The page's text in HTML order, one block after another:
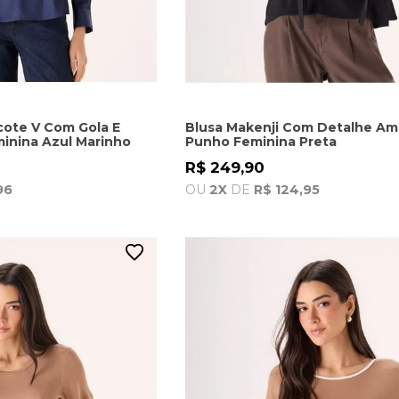
V Com Gola E
Azul Marinho
Blusa Makenji Com Detalhe
Punho Feminina Preta
R$ 249,90
OU 2X DE R$ 124,95